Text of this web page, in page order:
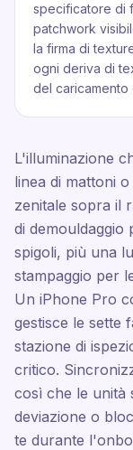
specificatore di
patchwork
la firma di
ogni deriva di
del
L'illuminazione
linea di mattoni
zenitale sopra il
di demouldaggio
spigoli, più una
stampaggio per
Un iPhone Pro
gestisce le sette
stazione di
critico.
così che le unità
deviazione o
te durante